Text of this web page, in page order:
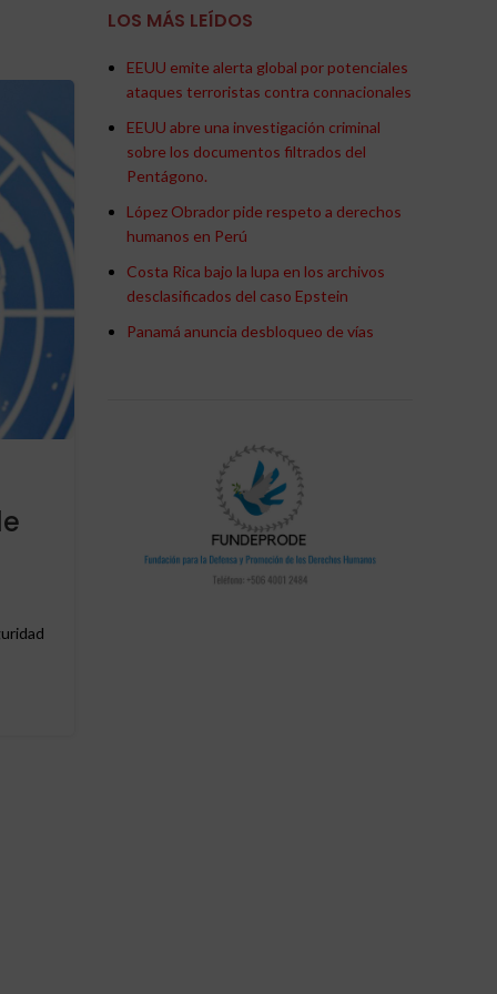
JUN
multilateralismo
Publicado por
Bachelet promete reformar la ONU y defiende
multilateralismo
LOS MÁS LEÍDOS
EEUU emite alerta global por potenciales
ataques terroristas contra connacionales
EEUU abre una investigación criminal
sobre los documentos filtrados del
Pentágono.
López Obrador pide respeto a derechos
humanos en Perú
Costa Rica bajo la lupa en los archivos
desclasificados del caso Epstein
Panamá anuncia desbloqueo de vías